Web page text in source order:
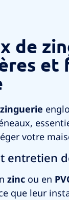
de
et
zinguerie
votre
entretien
zinc ou en
que leur